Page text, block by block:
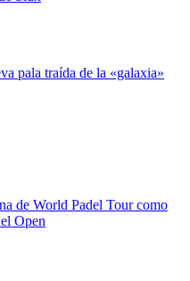
pala traída de la «galaxia»
de World Padel Tour como
Open